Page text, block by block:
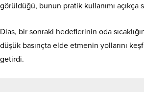
görüldüğü, bunun pratik kullanımı açıkça
Dias, bir sonraki hedeflerinin oda
düşük basınçta elde etmenin yollarını
getirdi.